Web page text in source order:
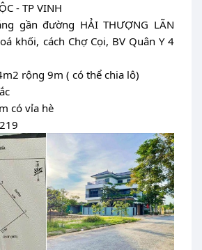
- TP VINH
gần đường HẢI THƯỢNG LÃN
khối, cách Chợ Cọi, BV Quân Y 4
rộng 9m ( có thể chia lô)
có vỉa hè